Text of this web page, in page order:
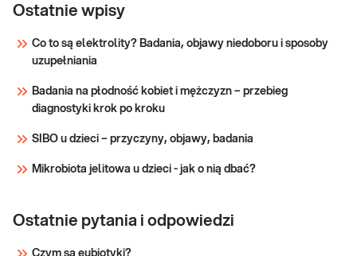
Ostatnie wpisy
Co to są elektrolity? Badania, objawy niedoboru i sposoby
uzupełniania
Badania na płodność kobiet i mężczyzn – przebieg
diagnostyki krok po kroku
SIBO u dzieci – przyczyny, objawy, badania
Mikrobiota jelitowa u dzieci - jak o nią dbać?
Ostatnie pytania i odpowiedzi
Czym są eubiotyki?